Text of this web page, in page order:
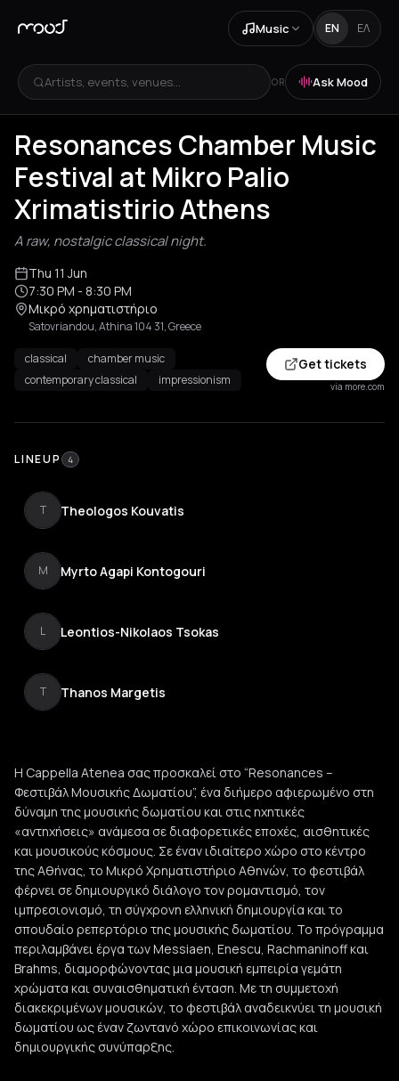
Music EN ΕΛ
Artists, events, venues... OR Ask Mood
Resonances Chamber Music
Festival at Mikro Palio
Xrimatistirio Athens
A raw, nostalgic classical night.
Thu 11 Jun
7:30 PM - 8:30 PM
Μικρό χρηματιστήριο
Satovriandou, Athina 104 31, Greece
classical
chamber music
contemporary classical
impressionism
Get tickets
via more.com
LINEUP 4
T Theologos Kouvatis
M Myrto Agapi Kontogouri
L Leontios-Nikolaos Tsokas
T Thanos Margetis
Η Cappella Atenea σας προσκαλεί στο “Resonances –
Φεστιβάλ Μουσικής Δωματίου”, ένα διήμερο αφιερωμένο στη
δύναμη της μουσικής δωματίου και στις ηχητικές
«αντηχήσεις» ανάμεσα σε διαφορετικές εποχές, αισθητικές
και μουσικούς κόσμους. Σε έναν ιδιαίτερο χώρο στο κέντρο
της Αθήνας, το Μικρό Χρηματιστήριο Αθηνών, το φεστιβάλ
φέρνει σε δημιουργικό διάλογο τον ρομαντισμό, τον
ιμπρεσιονισμό, τη σύγχρονη ελληνική δημιουργία και το
σπουδαίο ρεπερτόριο της μουσικής δωματίου. Το πρόγραμμα
περιλαμβάνει έργα των Messiaen, Enescu, Rachmaninoff και
Brahms, διαμορφώνοντας μια μουσική εμπειρία γεμάτη
χρώματα και συναισθηματική ένταση. Με τη συμμετοχή
διακεκριμένων μουσικών, το φεστιβάλ αναδεικνύει τη μουσική
δωματίου ως έναν ζωντανό χώρο επικοινωνίας και
δημιουργικής συνύπαρξης.